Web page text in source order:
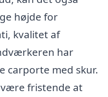
højde for
kvalitet af
har
carporte med skur.
fristende at